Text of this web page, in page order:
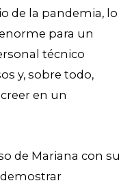
de la pandemia, lo
para un
técnico
y, sobre todo,
en un
de Mariana con su